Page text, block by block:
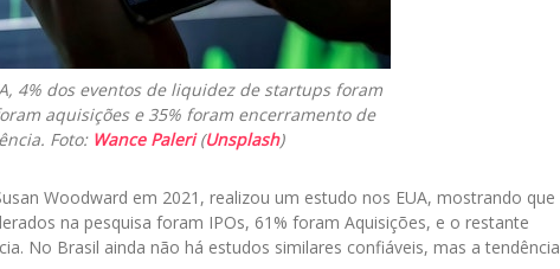
4% dos eventos de liquidez de startups foram
aquisições e 35% foram encerramento de
Foto: Wance Paleri(Unsplash)
Woodward em 2021, realizou um estudo nos EUA, mostrando que
na pesquisa foram IPOs, 61% foram Aquisições, e o restante
No Brasil ainda não há estudos similares confiáveis, mas a tendência